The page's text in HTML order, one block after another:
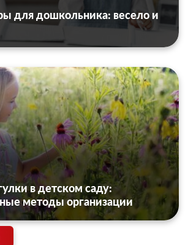
для дошкольника: весело и
в детском саду:
методы организации